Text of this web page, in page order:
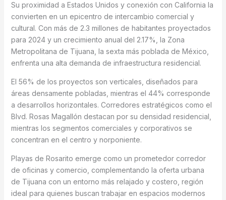
Su proximidad a Estados Unidos y conexión con California la
convierten en un epicentro de intercambio comercial y
cultural. Con más de 2.3 millones de habitantes proyectados
para 2024 y un crecimiento anual del 2.17%, la Zona
Metropolitana de Tijuana, la sexta más poblada de México,
enfrenta una alta demanda de infraestructura residencial.
El 56% de los proyectos son verticales, diseñados para
áreas densamente pobladas, mientras el 44% corresponde
a desarrollos horizontales. Corredores estratégicos como el
Blvd. Rosas Magallón destacan por su densidad residencial,
mientras los segmentos comerciales y corporativos se
concentran en el centro y norponiente.
Playas de Rosarito emerge como un prometedor corredor
de oficinas y comercio, complementando la oferta urbana
de Tijuana con un entorno más relajado y costero, región
ideal para quienes buscan trabajar en espacios modernos